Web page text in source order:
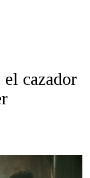
el cazador